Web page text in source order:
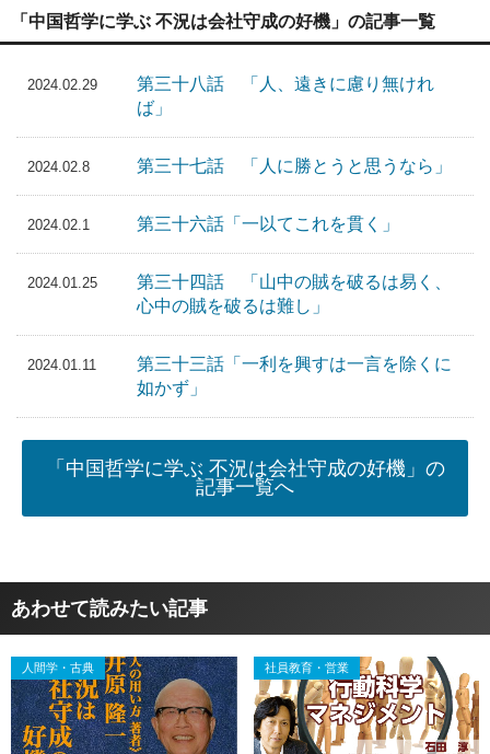
「中国哲学に学ぶ 不況は会社守成の好機」の記事一覧
2024.02.29
第三十八話 「人、遠きに慮り無けれ
ば」
2024.02.8 第三十七話 「人に勝とうと思うなら」
2024.02.1 第三十六話「一以てこれを貫く」
2024.01.25
第三十四話 「山中の賊を破るは易く、
心中の賊を破るは難し」
2024.01.11
第三十三話「一利を興すは一言を除くに
如かず」
「中国哲学に学ぶ 不況は会社守成の好機」の
記事一覧へ
あわせて読みたい記事
人間学・古典 社員教育・営業